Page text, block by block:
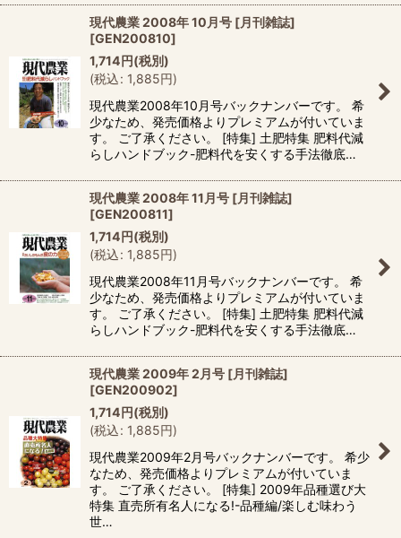
現代農業 2008年 10月号 [月刊雑誌]
[GEN200810]
1,714円(税別)
(税込: 1,885円)
現代農業2008年10月号バックナンバーです。 希
少なため、発売価格よりプレミアムが付いていま
す。 ご了承ください。 [特集] 土肥特集 肥料代減
らしハンドブック-肥料代を安くする手法徹底…
現代農業 2008年 11月号 [月刊雑誌]
[GEN200811]
1,714円(税別)
(税込: 1,885円)
現代農業2008年11月号バックナンバーです。 希
少なため、発売価格よりプレミアムが付いていま
す。 ご了承ください。 [特集] 土肥特集 肥料代減
らしハンドブック-肥料代を安くする手法徹底…
現代農業 2009年 2月号 [月刊雑誌]
[GEN200902]
1,714円(税別)
(税込: 1,885円)
現代農業2009年2月号バックナンバーです。 希少
なため、発売価格よりプレミアムが付いていま
す。 ご了承ください。 [特集] 2009年品種選び大
特集 直売所有名人になる!-品種編/楽しむ味わう
世…